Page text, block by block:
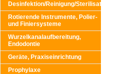
Desinfektion/Reinigung/Sterilisation
Rotierende Instrumente, Polier-
und Finiersysteme
Wurzelkanalaufbereitung,
Endodontie
Geräte, Praxiseinrichtung
Prophylaxe